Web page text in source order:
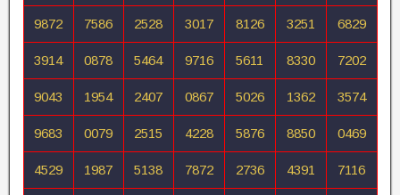
9872 7586 2528 3017 8126 3251 6829
3914 0878 5464 9716 5611 8330 7202
9043 1954 2407 0867 5026 1362 3574
9683 0079 2515 4228 5876 8850 0469
4529 1987 5138 7872 2736 4391 7116